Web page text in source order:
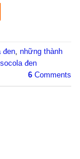
đen, những thành
socola đen
6 Comments